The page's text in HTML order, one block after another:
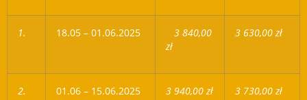
1. 18.05 – 01.06.2025
3 840,00
zł
3 630,00 zł
2. 01.06 – 15.06.2025 3 940,00 zł 3 730,00 zł